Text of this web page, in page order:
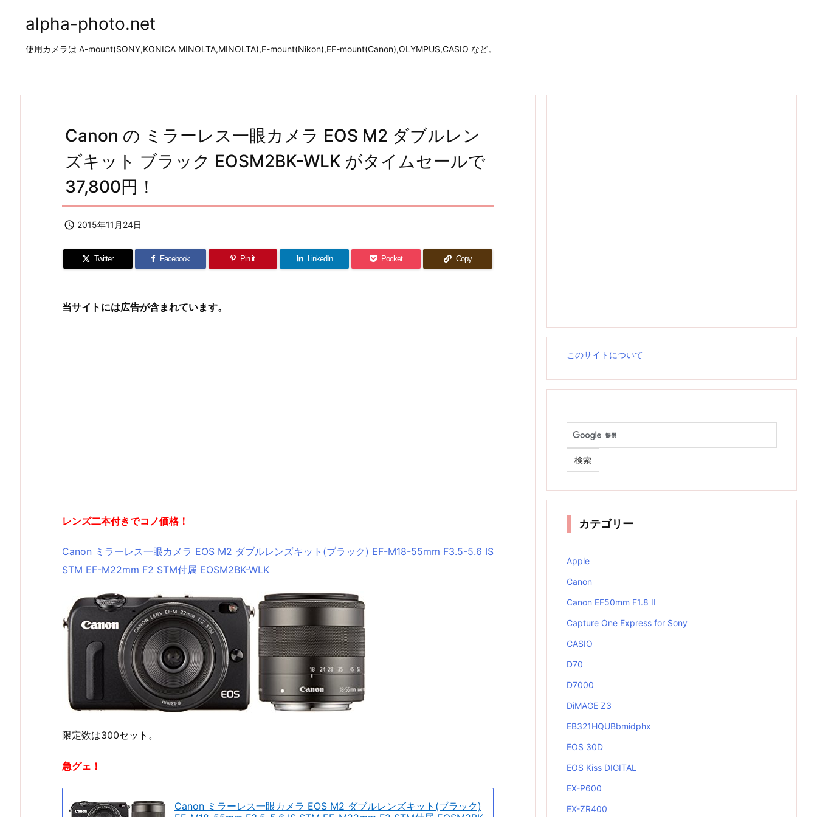
alpha-photo.net
使用カメラは A-mount(SONY,KONICA MINOLTA,MINOLTA),F-mount(Nikon),EF-mount(Canon),OLYMPUS,CASIO など。
Canon の ミラーレス一眼カメラ EOS M2 ダブルレン
ズキット ブラック EOSM2BK-WLK がタイムセールで
37,800円！
 2015年11月24日
Twitter Facebook Pin it LinkedIn Pocket Copy
当サイトには広告が含まれています。
レンズ二本付きでコノ価格！
Canon ミラーレス一眼カメラ EOS M2 ダブルレンズキット(ブラック) EF-M18-55mm F3.5-5.6 IS
STM EF-M22mm F2 STM付属 EOSM2BK-WLK
限定数は300セット。
急グェ！
Canon ミラーレス一眼カメラ EOS M2 ダブルレンズキット(ブラック)
このサイトについて
カテゴリー
Apple
Canon
Canon EF50mm F1.8 II
Capture One Express for Sony
CASIO
D70
D7000
DiMAGE Z3
EB321HQUBbmidphx
EOS 30D
EOS Kiss DIGITAL
EX-P600
EX-ZR400